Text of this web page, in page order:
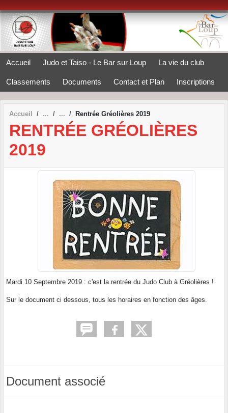
Accueil Judo et Taiso - Le Bar sur Loup La vie du club
Classements Documents Contact et Plan Inscriptions
Accueil Rentrée Gréolières 2019
RENTRÉE GRÉOLIÈRES
2019
Mardi 10 Septembre 2019 : c'est la rentrée du Judo Club à Gréolières !
Sur le document ci dessous, tous les horaires en fonction des âges.
Document associé